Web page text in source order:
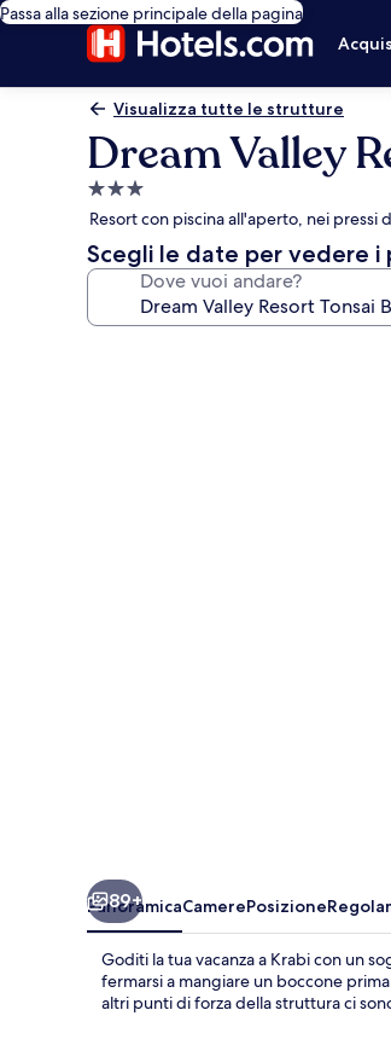
Passa alla sezione principale della pagina
Visualizza tutte le strutture
Dream Valley
Struttura
a
3.0
stelle
Resort con piscina all'aperto, nei pressi
Scegli le date per vedere i
Dove vuoi andare?
89+
PanoramicaCamerePosizione
Goditi la tua vacanza a Krabi con un
fermarsi a mangiare un boccone
altri punti di forza della struttura ci